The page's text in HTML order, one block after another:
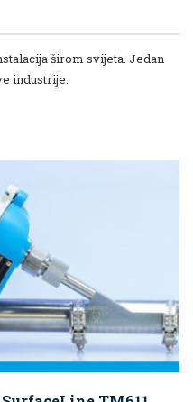
širom svijeta. Jedan
industrije.